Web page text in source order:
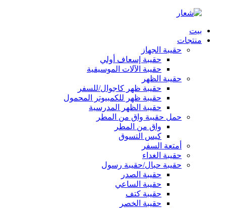
بيت
منتجات
حقيبة الجهاز
حقيبة إسعاف أولي
حقيبة الآلات الموسيقية
حقيبة الظهر
حقيبة ظهر كاجوال/للسفر
حقيبة ظهر للكمبيوتر المحمول
حقيبة الظهر المدرسية
حمل حقيبة واق من المطر
واق من المطر
كيس التسوق
أمتعة السفر
حقيبة الغداء
حقيبة حبال/حقيبة رسول
حقيبة الصدر
حقيبة الساعي
حقيبة كتف
حقيبة الخصر